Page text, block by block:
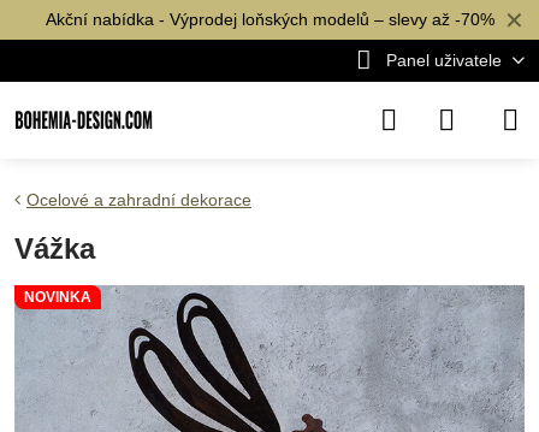
✕
Akční nabídka - Výprodej loňských modelů – slevy až -70%
Panel uživatele
NOVINKA
Ocelové a zahradní dekorace
Vážka